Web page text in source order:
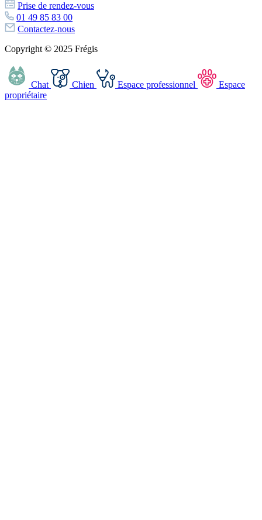
Prise de rendez-vous
01 49 85 83 00
Contactez-nous
Copyright © 2025 Frégis
Chat Chien Espace professionnel
Espace
propriétaire